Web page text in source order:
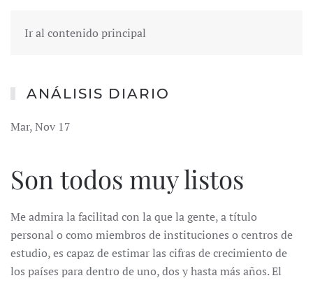
Ir al contenido principal
ANÁLISIS DIARIO
Mar, Nov 17
Son todos muy listos
Me admira la facilitad con la que la gente, a título
personal o como miembros de instituciones o centros de
estudio, es capaz de estimar las cifras de crecimiento de
los países para dentro de uno, dos y hasta más años. El